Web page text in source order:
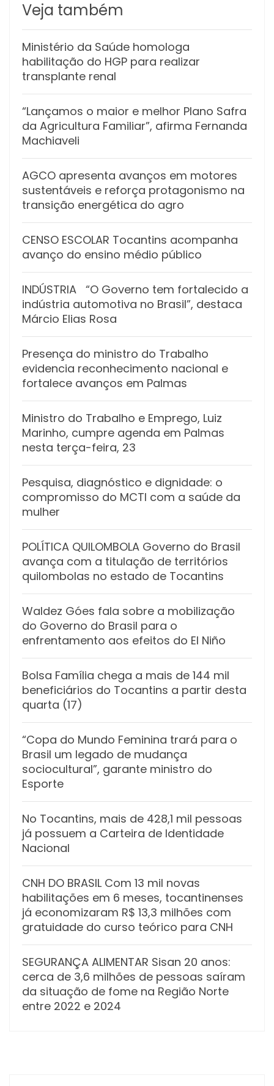
Veja também
Ministério da Saúde homologa
habilitação do HGP para realizar
transplante renal
“Lançamos o maior e melhor Plano Safra
da Agricultura Familiar”, afirma Fernanda
Machiaveli
AGCO apresenta avanços em motores
sustentáveis e reforça protagonismo na
transição energética do agro
CENSO ESCOLAR Tocantins acompanha
avanço do ensino médio público
INDÚSTRIA “O Governo tem fortalecido a
indústria automotiva no Brasil”, destaca
Márcio Elias Rosa
Presença do ministro do Trabalho
evidencia reconhecimento nacional e
fortalece avanços em Palmas
Ministro do Trabalho e Emprego, Luiz
Marinho, cumpre agenda em Palmas
nesta terça-feira, 23
Pesquisa, diagnóstico e dignidade: o
compromisso do MCTI com a saúde da
mulher
POLÍTICA QUILOMBOLA Governo do Brasil
avança com a titulação de territórios
quilombolas no estado de Tocantins
Waldez Góes fala sobre a mobilização
do Governo do Brasil para o
enfrentamento aos efeitos do El Niño
Bolsa Família chega a mais de 144 mil
beneficiários do Tocantins a partir desta
quarta (17)
“Copa do Mundo Feminina trará para o
Brasil um legado de mudança
sociocultural”, garante ministro do
Esporte
No Tocantins, mais de 428,1 mil pessoas
já possuem a Carteira de Identidade
Nacional
CNH DO BRASIL Com 13 mil novas
habilitações em 6 meses, tocantinenses
já economizaram R$ 13,3 milhões com
gratuidade do curso teórico para CNH
SEGURANÇA ALIMENTAR Sisan 20 anos:
cerca de 3,6 milhões de pessoas saíram
da situação de fome na Região Norte
entre 2022 e 2024